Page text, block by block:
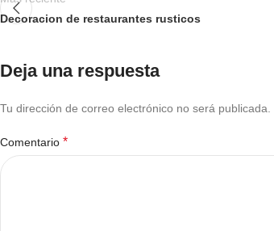
Decoracion de restaurantes rusticos
Deja una respuesta
Tu dirección de correo electrónico no será publicada.
Comentario *